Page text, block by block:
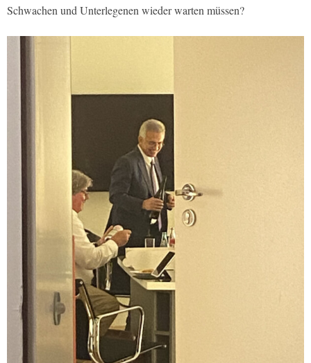
Schwachen und Unterlegenen wieder warten müssen?